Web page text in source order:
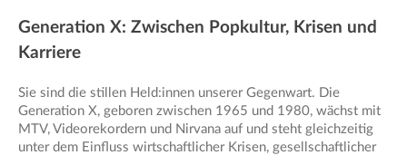
Generation X: Zwischen Popkultur, Krisen und
Karriere
Sie sind die stillen Held:innen unserer Gegenwart. Die
Generation X, geboren zwischen 1965 und 1980, wächst mit
MTV, Videorekordern und Nirvana auf und steht gleichzeitig
unter dem Einfluss wirtschaftlicher Krisen, gesellschaftlicher